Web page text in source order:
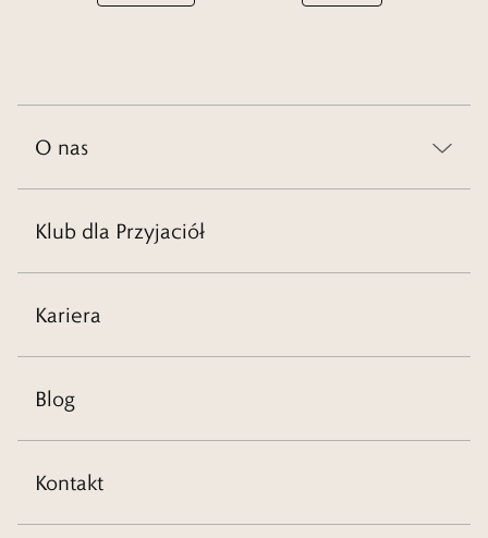
O nas
Klub dla Przyjaciół
Kariera
Blog
Kontakt